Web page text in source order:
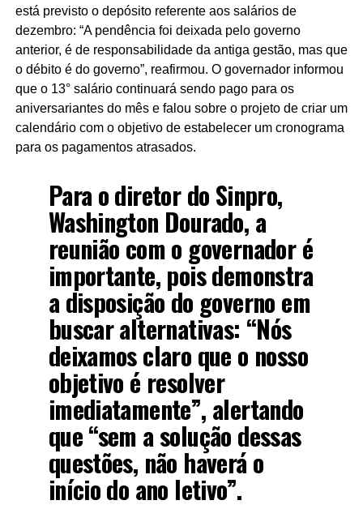
está previsto o depósito referente aos salários de
dezembro: “A pendência foi deixada pelo governo
anterior, é de responsabilidade da antiga gestão, mas que
o débito é do governo”, reafirmou. O governador informou
que o 13° salário continuará sendo pago para os
aniversariantes do mês e falou sobre o projeto de criar um
calendário com o objetivo de estabelecer um cronograma
para os pagamentos atrasados.
Para o diretor do Sinpro,
Washington Dourado, a
reunião com o governador é
importante, pois demonstra
a disposição do governo em
buscar alternativas: “Nós
deixamos claro que o nosso
objetivo é resolver
imediatamente”, alertando
que “sem a solução dessas
questões, não haverá o
início do ano letivo”.